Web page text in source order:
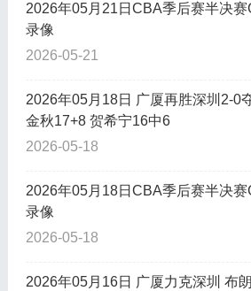
2026年05月21日CBA季后赛半决赛
录像
2026-05-21
2026年05月18日 广厦再胜深圳2-0
金秋17+8 贺希宁16中6
2026-05-18
2026年05月18日CBA季后赛半决赛
录像
2026-05-18
2026年05月16日 广厦力克深圳 布